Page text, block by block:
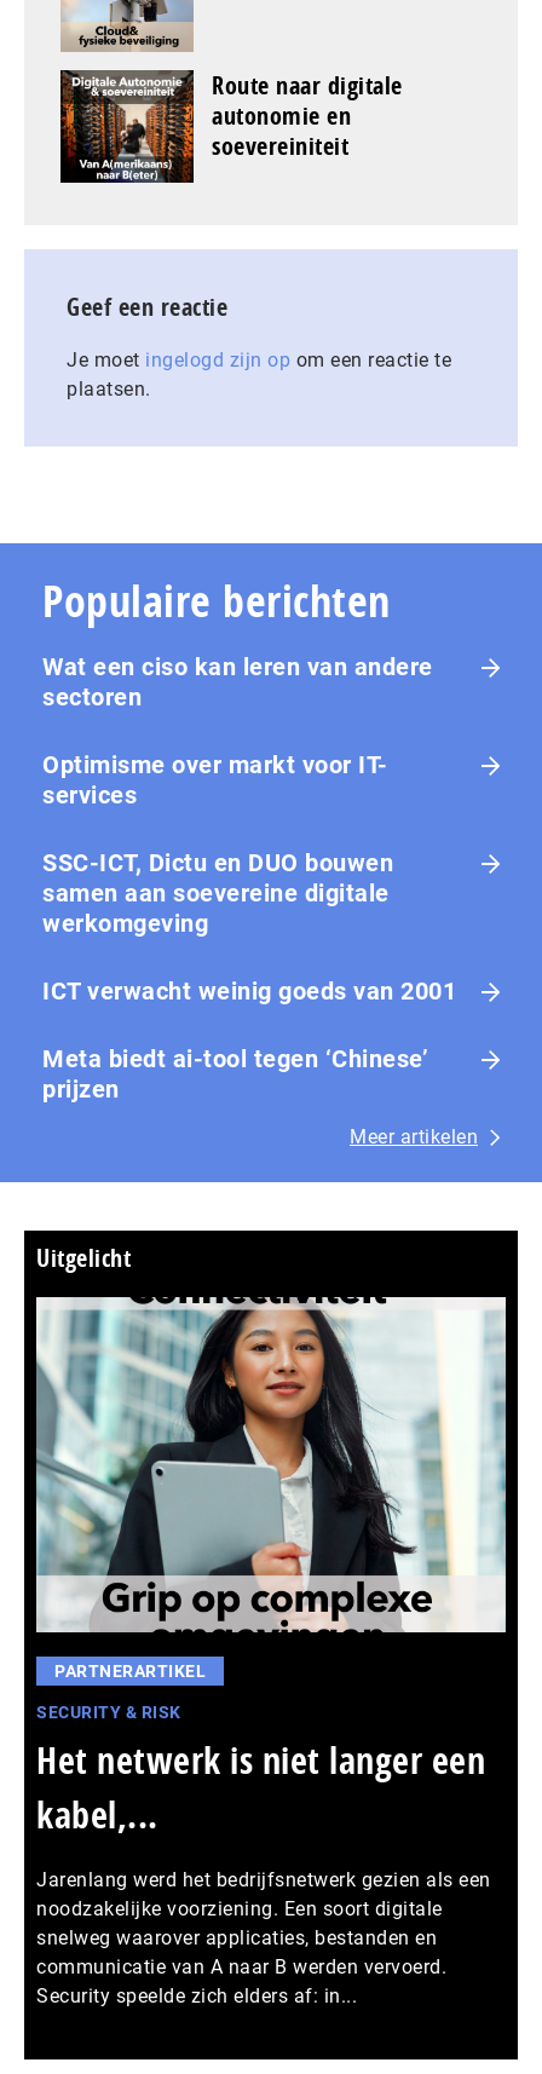
Route naar digitale
autonomie en
soevereiniteit
Geef een reactie
Je moet ingelogd zijn op om een reactie te
plaatsen.
Populaire berichten
Wat een ciso kan leren van andere
sectoren
Optimisme over markt voor IT-
services
SSC-ICT, Dictu en DUO bouwen
samen aan soevereine digitale
werkomgeving
ICT verwacht weinig goeds van 2001
Meta biedt ai-tool tegen ‘Chinese’
prijzen
Meer artikelen
Uitgelicht
PARTNERARTIKEL
SECURITY & RISK
Het netwerk is niet langer een
kabel,...
Jarenlang werd het bedrijfsnetwerk gezien als een
noodzakelijke voorziening. Een soort digitale
snelweg waarover applicaties, bestanden en
communicatie van A naar B werden vervoerd.
Security speelde zich elders af: in...